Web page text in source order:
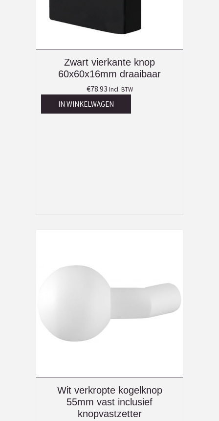
Zwart vierkante knop
60x60x16mm draaibaar
€78.93 Incl. BTW
IN WINKELWAGEN
Wit verkropte kogelknop
55mm vast inclusief
knopvastzetter